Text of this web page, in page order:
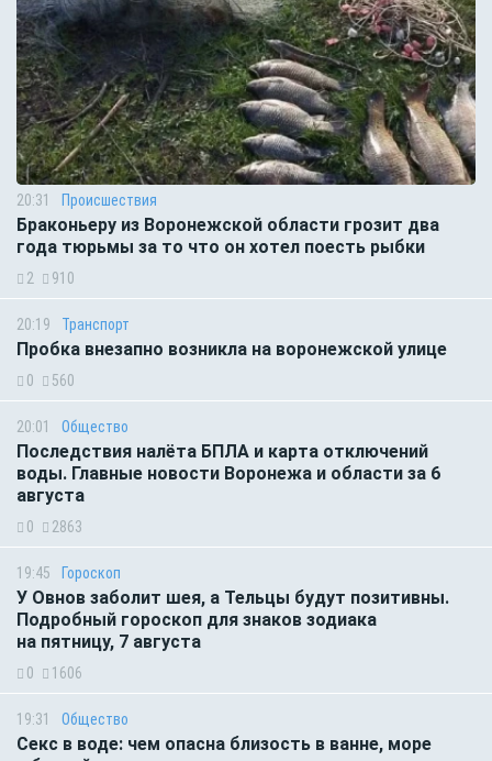
20:31 Происшествия
Браконьеру из Воронежской области грозит два
года тюрьмы за то что он хотел поесть рыбки
2 910
20:19 Транспорт
Пробка внезапно возникла на воронежской улице
0 560
20:01 Общество
Последствия налёта БПЛА и карта отключений
воды. Главные новости Воронежа и области за 6
августа
0 2863
19:45 Гороскоп
У Овнов заболит шея, а Тельцы будут позитивны.
Подробный гороскоп для знаков зодиака
на пятницу, 7 августа
0 1606
19:31 Общество
Секс в воде: чем опасна близость в ванне, море